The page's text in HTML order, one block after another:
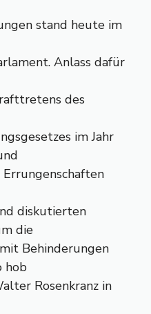
stand heute im
Anlass dafür
des
im Jahr
diskutierten
die
Behinderungen
hob
Rosenkranz in